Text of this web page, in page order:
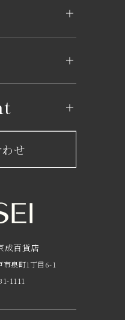
ついて
せ
成百貨店
市泉町1丁目6-1
1111